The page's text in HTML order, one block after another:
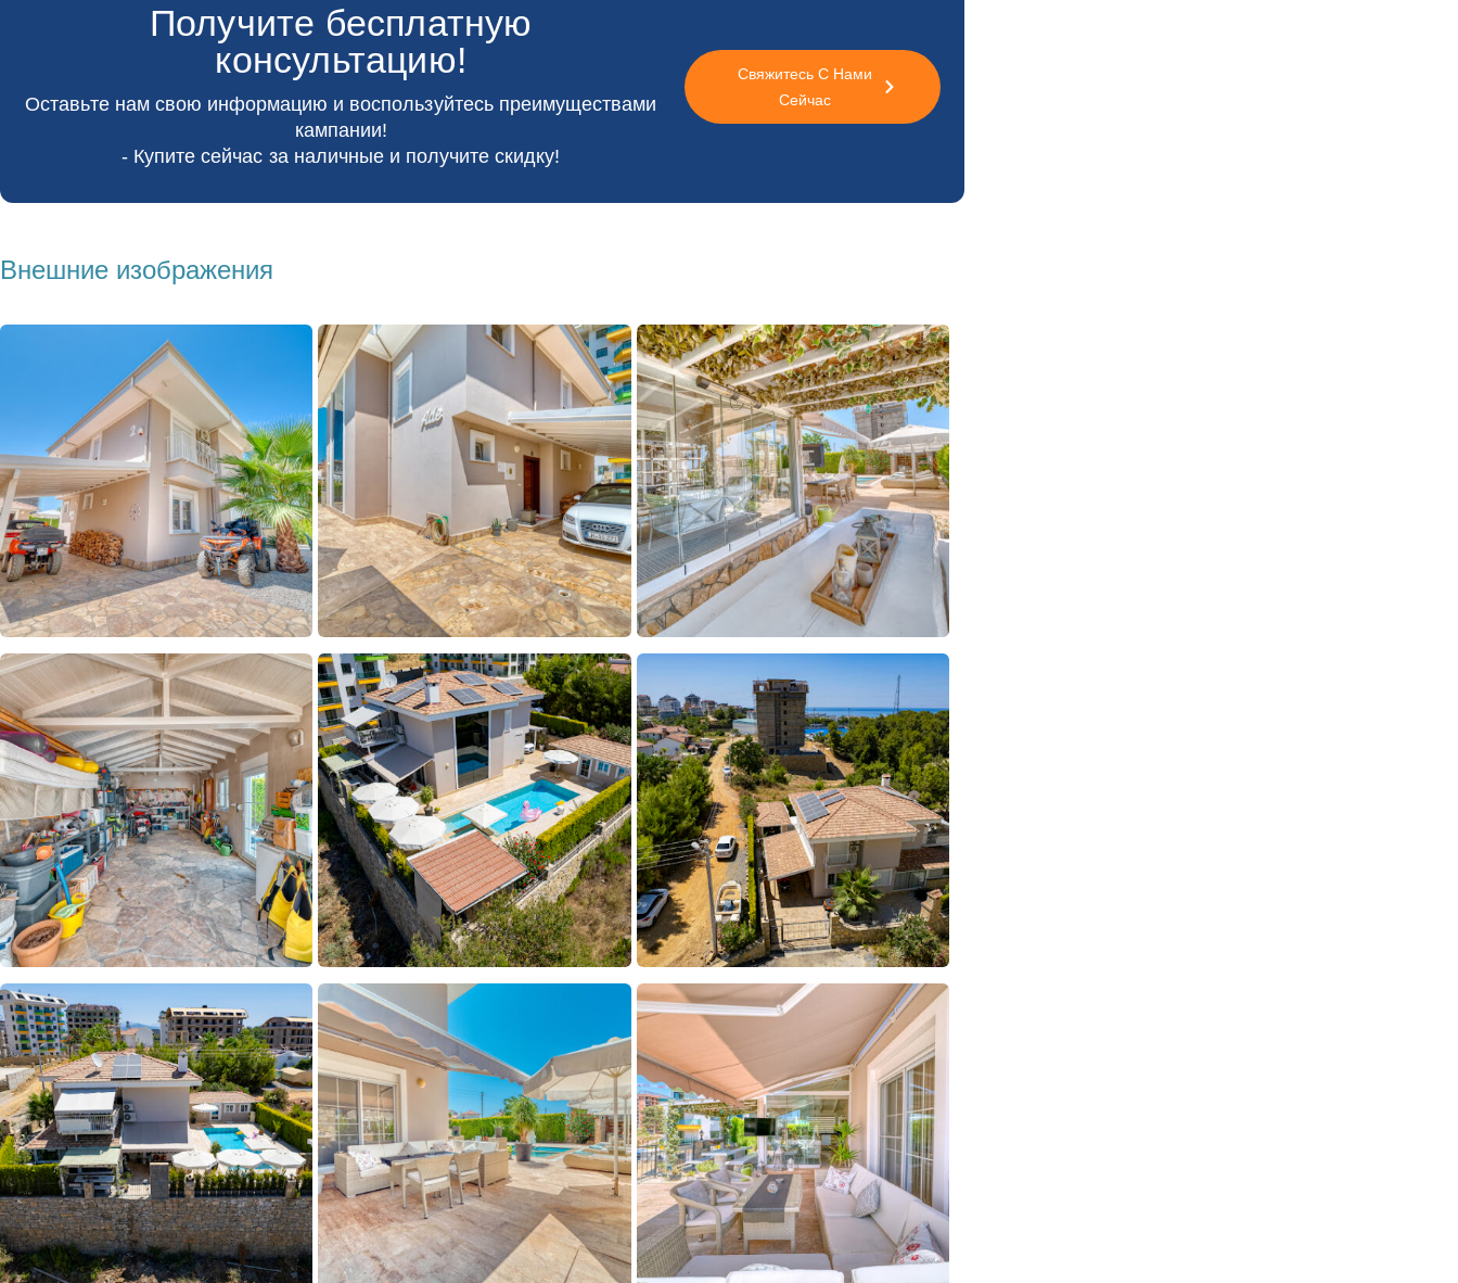
Получите бесплатную
консультацию!
Оставьте нам свою информацию и воспользуйтесь преимуществами
кампании!
- Купите сейчас за наличные и получите скидку!
Свяжитесь С Нами
Сейчас
Внешние изображения